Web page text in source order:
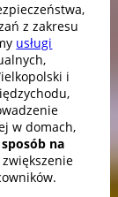
z zakresu
usługi
i
w domach,
na